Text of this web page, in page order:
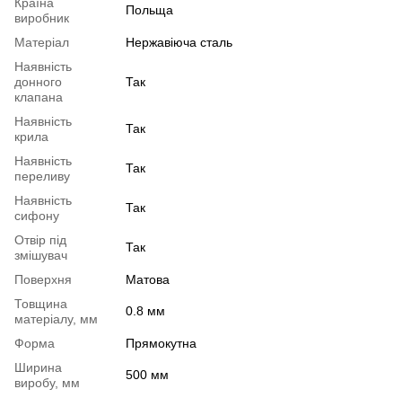
виробник
Польща
Матеріал
Нержавіюча сталь
Наявність
донного
клапана
Так
Наявність
крила
Так
Наявність
переливу
Так
Наявність
сифону
Так
Отвір під
змішувач
Так
Поверхня
Матова
Товщина
матеріалу, мм
0.8 мм
Форма
Прямокутна
Ширина
виробу, мм
500 мм